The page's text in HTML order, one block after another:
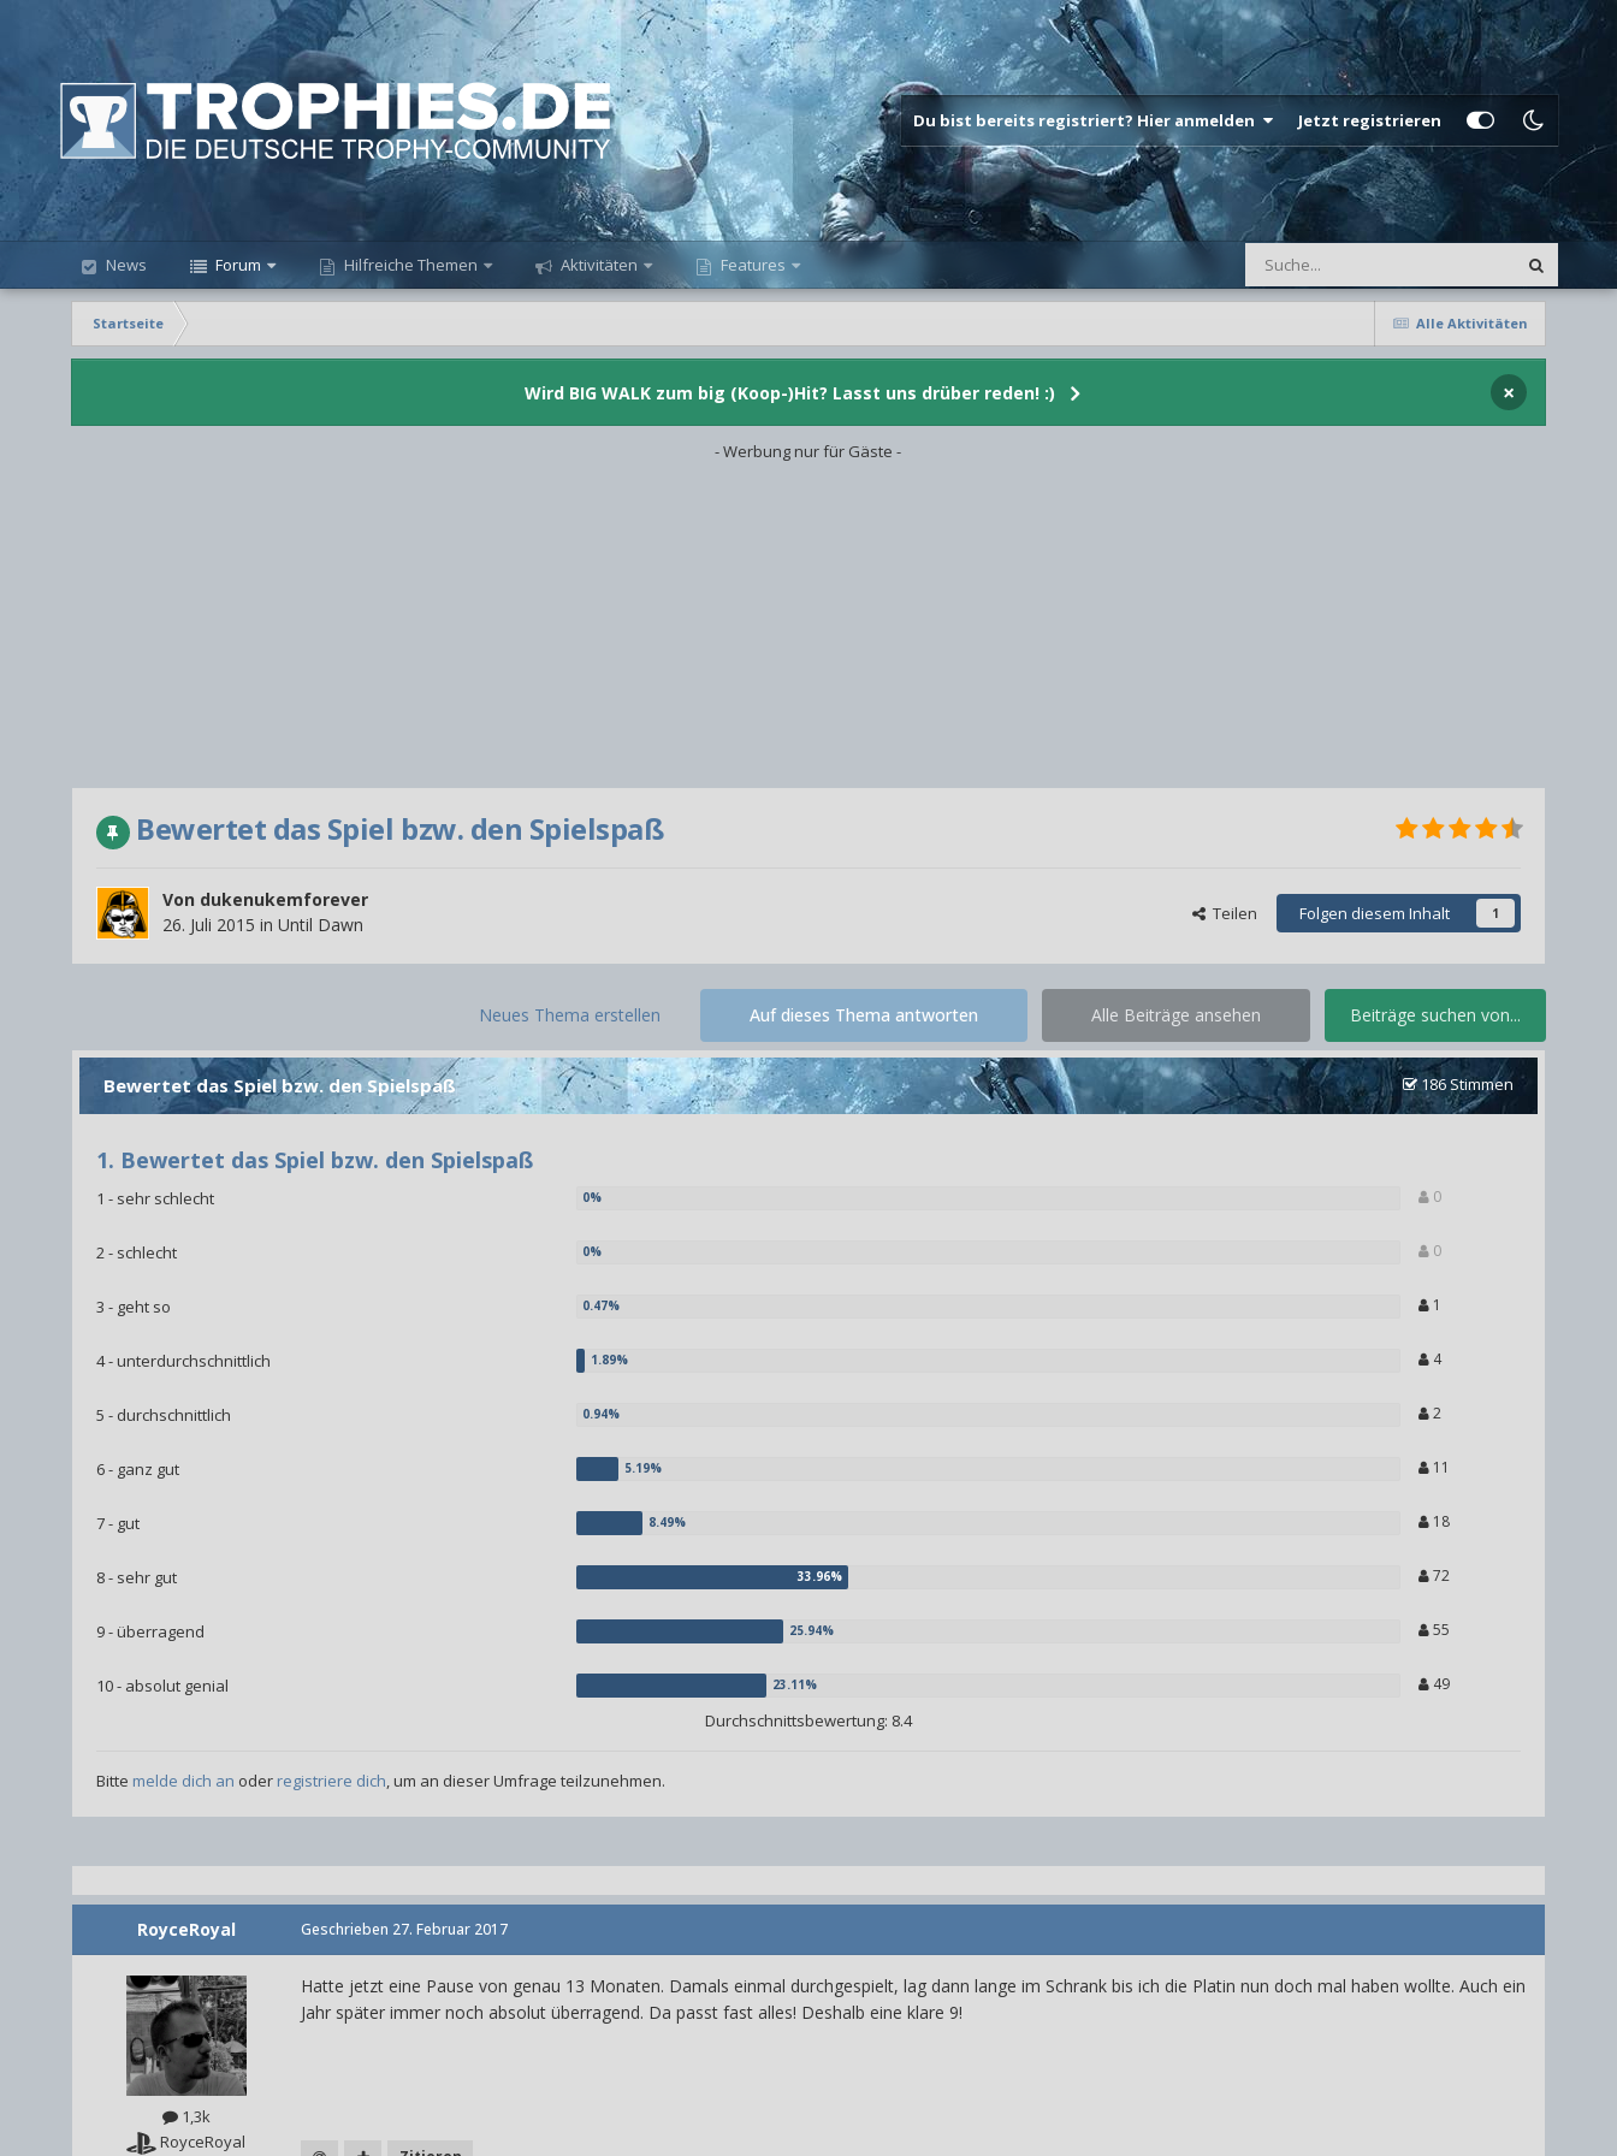
Du bist bereits registriert? Hier anmelden Jetzt registrieren
News Forum Hilfreiche Themen Aktivitäten Features
Alle Aktivitäten
Startseite
Wird BIG WALK zum big (Koop-)Hit? Lasst uns drüber reden! :) ×
- Werbung nur für Gäste -
Bewertet das Spiel bzw. den Spielspaß
Von dukenukemforever
26. Juli 2015 in Until Dawn Teilen Folgen diesem Inhalt 1
Beiträge suchen von...
Alle Beiträge ansehen
Auf dieses Thema antworten
Neues Thema erstellen
Bewertet das Spiel bzw. den Spielspaß 186 Stimmen
1. Bewertet das Spiel bzw. den Spielspaß
1 - sehr schlecht 0
2 - schlecht 0
3 - geht so 1
4 - unterdurchschnittlich 4
5 - durchschnittlich 2
6 - ganz gut 11
7 - gut 18
8 - sehr gut 72
9 - überragend 55
10 - absolut genial 49
Durchschnittsbewertung: 8.4
Bitte melde dich an oder registriere dich, um an dieser Umfrage teilzunehmen.
RoyceRoyal
1,3k
RoyceRoyal
Geschrieben 27. Februar 2017
Hatte jetzt eine Pause von genau 13 Monaten. Damals einmal durchgespielt, lag dann lange im Schrank bis ich die Platin nun doch mal haben wollte. Auch ein
Jahr später immer noch absolut überragend. Da passt fast alles! Deshalb eine klare 9!